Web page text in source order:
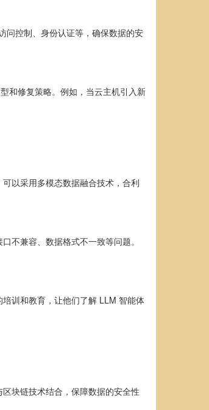
问控制、身份认证等，确保数据的安
和修复策略。例如，当云主机引入新
以采用多模态数据融合技术，合利
不兼容、数据格式不一致等问题。
训和教育，让他们了解 LLM 智能体
块链技术结合，保障数据的安全性